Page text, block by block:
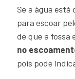
Se a água está
para escoar
de que a fossa
no
pois pode